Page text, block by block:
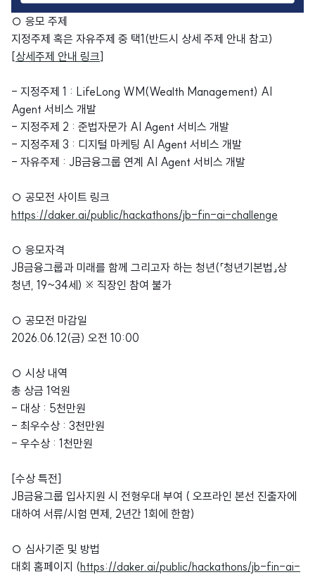
○ 응모 주제
지정주제 혹은 자유주제 중 택1(반드시 상세 주제 안내 참고)
[상세주제 안내 링크]
- 지정주제 1 : LifeLong WM(Wealth Management) AI
Agent 서비스 개발
- 지정주제 2 : 준법자문가 AI Agent 서비스 개발
- 지정주제 3 : 디지털 마케팅 AI Agent 서비스 개발
- 자유주제 : JB금융그룹 연계 AI Agent 서비스 개발
○ 공모전 사이트 링크
https://daker.ai/public/hackathons/jb-fin-ai-challenge
○ 응모자격
JB금융그룹과 미래를 함께 그리고자 하는 청년(「청년기본법」상
청년, 19~34세) ※ 직장인 참여 불가
○ 공모전 마감일
2026.06.12(금) 오전 10:00
○ 시상 내역
총 상금 1억원
- 대상 : 5천만원
- 최우수상 : 3천만원
- 우수상 : 1천만원
[수상 특전]
JB금융그룹 입사지원 시 전형우대 부여 ( 오프라인 본선 진출자에
대하여 서류/시험 면제, 2년간 1회에 한함)
○ 심사기준 및 방법
대회 홈페이지 (https://daker.ai/public/hackathons/jb-fin-ai-